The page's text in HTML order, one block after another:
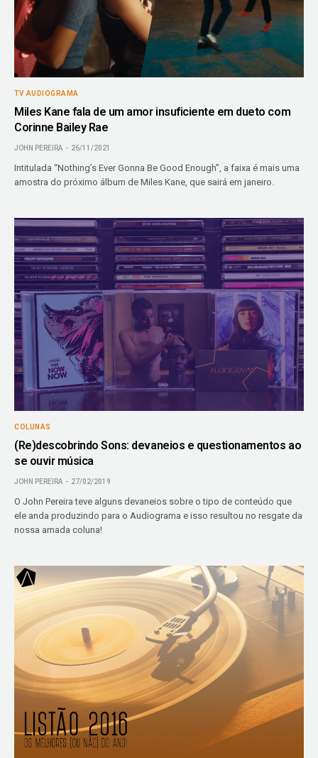
TV AUDIOGRAMA
Miles Kane fala de um amor insuficiente em dueto com
Corinne Bailey Rae
JOHN PEREIRA 26/11/2021
Intitulada “Nothing’s Ever Gonna Be Good Enough”, a faixa é mais uma
amostra do próximo álbum de Miles Kane, que sairá em janeiro.
COLUNAS
(Re)descobrindo Sons: devaneios e questionamentos ao
se ouvir música
JOHN PEREIRA 27/02/2019
O John Pereira teve alguns devaneios sobre o tipo de conteúdo que
ele anda produzindo para o Audiograma e isso resultou no resgate da
nossa amada coluna!